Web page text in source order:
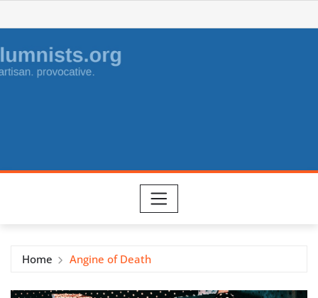
to
content
Home Angine of Death